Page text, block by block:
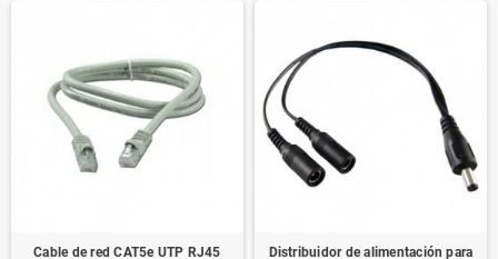
Cable de red CAT5e UTP RJ45
Distribuidor de alimentación para